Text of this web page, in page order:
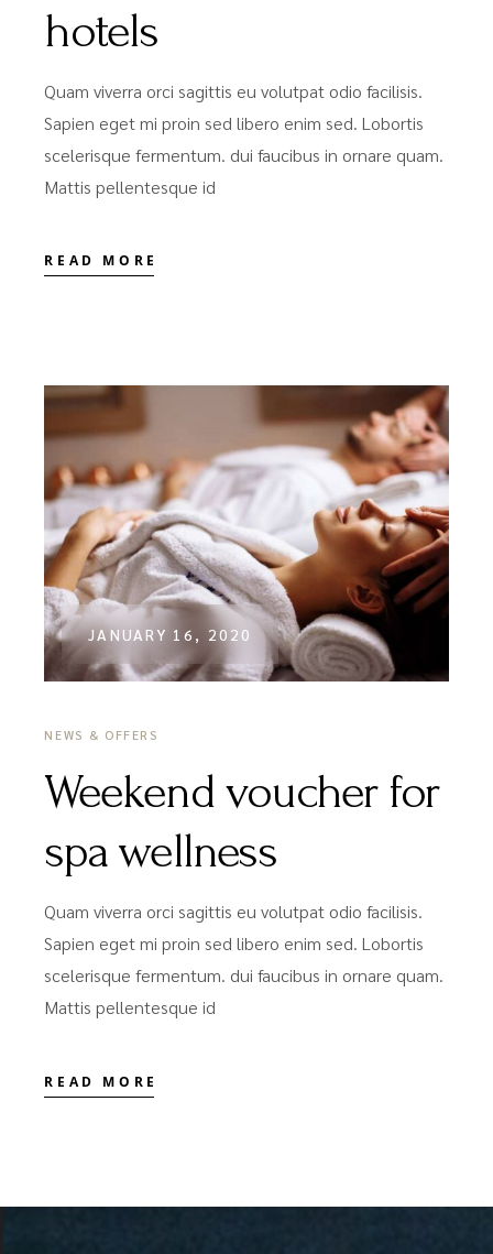
hotels
Quam viverra orci sagittis eu volutpat odio facilisis.
Sapien eget mi proin sed libero enim sed. Lobortis
scelerisque fermentum. dui faucibus in ornare quam.
Mattis pellentesque id
READ MORE
JANUARY 16, 2020
NEWS & OFFERS
Weekend voucher for
spa wellness
Quam viverra orci sagittis eu volutpat odio facilisis.
Sapien eget mi proin sed libero enim sed. Lobortis
scelerisque fermentum. dui faucibus in ornare quam.
Mattis pellentesque id
READ MORE